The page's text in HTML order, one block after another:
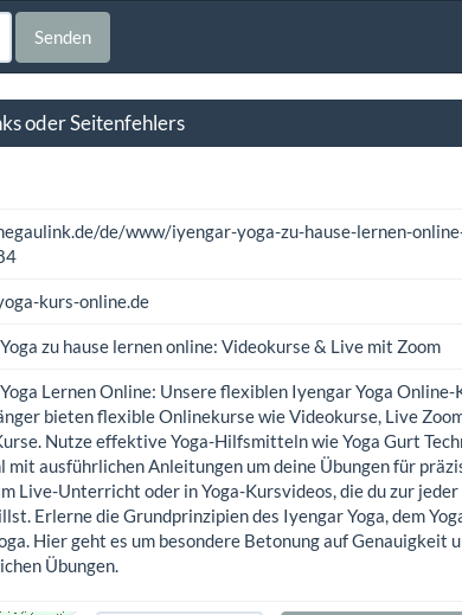
Senden
oder Seitenfehlers
de/www/iyengar-yoga-zu-hause-lernen-
kurs-online.de
zu hause lernen online: Videokurse & Live mit Zoom
Lernen Online: Unsere flexiblen Iyengar Yoga
bieten flexible Onlinekurse wie Videokurse, Live
Nutze effektive Yoga-Hilfsmitteln wie Yoga Gurt
mit ausführlichen Anleitungen um deine Übungen für
Live-Unterricht oder in Yoga-Kursvideos, die du zur
Erlerne die Grundprinzipien des Iyengar Yoga, dem
Hier geht es um besondere Betonung auf Genauigkeit
Übungen.